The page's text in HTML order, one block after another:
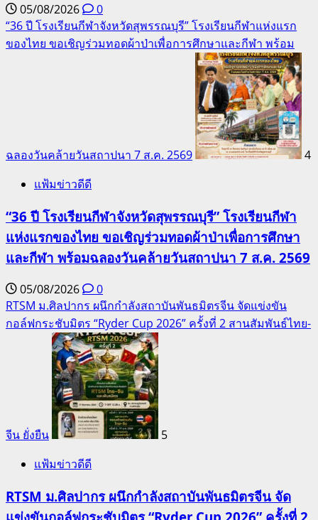
05/08/2026
0
“36 ปี โรงเรียนกีฬาจังหวัดสุพรรณบุรี” โรงเรียนกีฬาแห่งแรก
ของไทย ขอเชิญร่วมทอดผ้าป่าเพื่อการศึกษาและกีฬา พร้อม
ฉลองวันคล้ายวันสถาปนา 7 ส.ค. 2569
4
แฟ้มข่าวดีดี
“36 ปี โรงเรียนกีฬาจังหวัดสุพรรณบุรี” โรงเรียนกีฬา
แห่งแรกของไทย ขอเชิญร่วมทอดผ้าป่าเพื่อการศึกษา
และกีฬา พร้อมฉลองวันคล้ายวันสถาปนา 7 ส.ค. 2569
05/08/2026
0
RTSM ม.ศิลปากร ผนึกกำลังสถาบันพันธมิตรจีน จัดแข่งขัน
กอล์ฟกระชับมิตร “Ryder Cup 2026” ครั้งที่ 2 สานสัมพันธ์ไทย-
จีน ยั่งยืน
5
แฟ้มข่าวดีดี
RTSM ม.ศิลปากร ผนึกกำลังสถาบันพันธมิตรจีน จัด